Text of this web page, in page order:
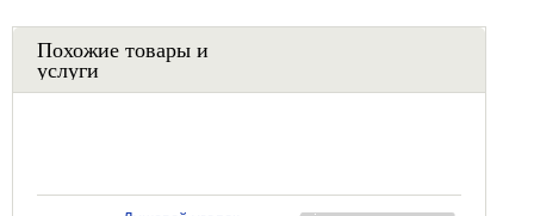
Похожие товары и
услуги